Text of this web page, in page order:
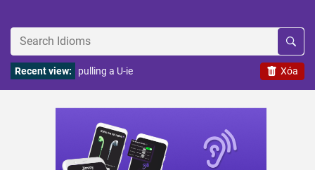
Xóa
Recent view: pulling a U-ie